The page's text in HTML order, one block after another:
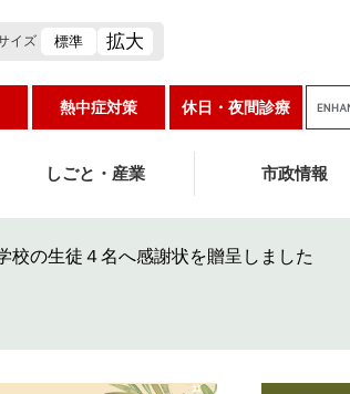
イズ 標準 拡大
熱中症対策 休日・夜間診療
g
e
ス
しごと・産業 市政情報
校の生徒４名へ感謝状を贈呈しました